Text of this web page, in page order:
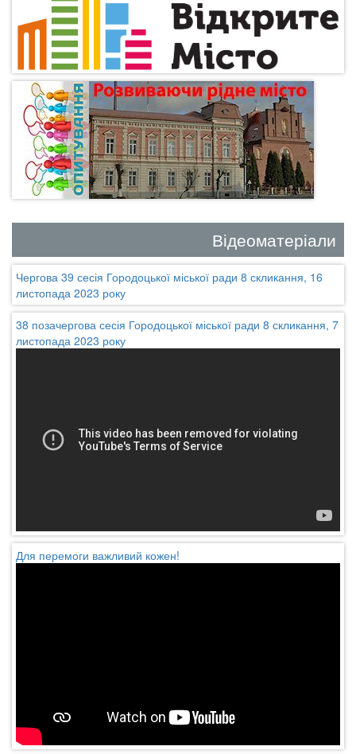
Відеоматеріали
Чергова 39 сесія Городоцької міської ради 8 скликання, 16
листопада 2023 року
38 позачергова сесія Городоцької міської ради 8 скликання, 7
листопада 2023 року
Для перемоги важливий кожен!